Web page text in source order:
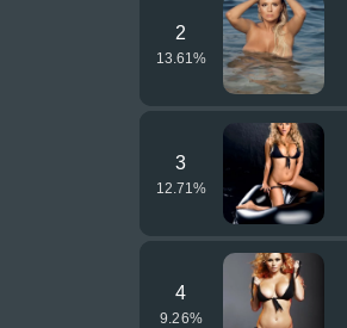
2
13.61%
3
12.71%
4
9.26%